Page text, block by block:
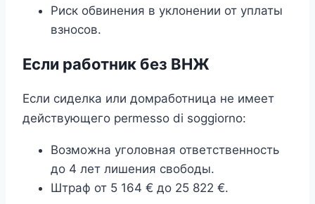
Риск обвинения в уклонении от уплаты
взносов.
Если работник без ВНЖ
Если сиделка или домработница не имеет
действующего permesso di soggiorno:
Возможна уголовная ответственность
до 4 лет лишения свободы.
Штраф от 5 164 € до 25 822 €.